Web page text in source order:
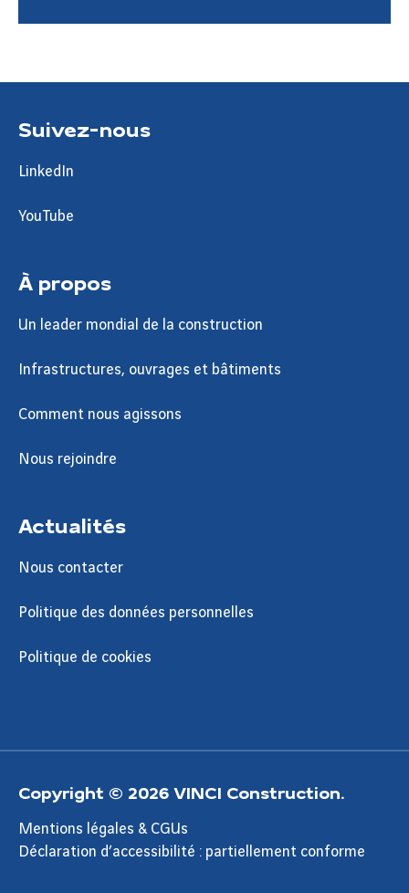
Suivez-nous
LinkedIn
YouTube
À propos
Un leader mondial de la construction
Infrastructures, ouvrages et bâtiments
Comment nous agissons
Nous rejoindre
Actualités
Nous contacter
Politique des données personnelles
Politique de cookies
Copyright © 2026 VINCI Construction.
Mentions légales & CGUs
Déclaration d’accessibilité : partiellement conforme